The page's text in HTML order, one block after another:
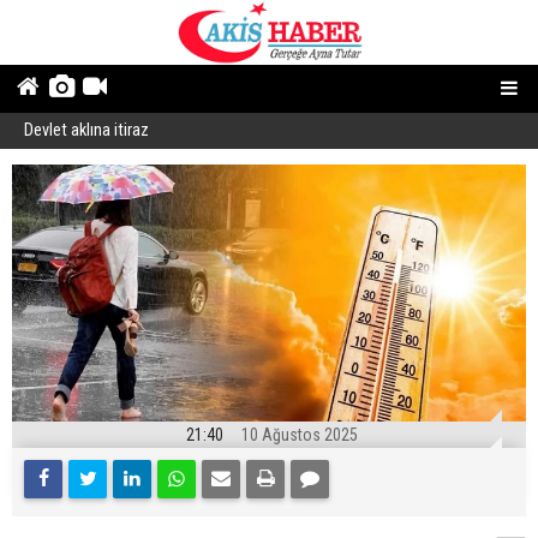
Devlet aklına itiraz
21:40 10 Ağustos 2025